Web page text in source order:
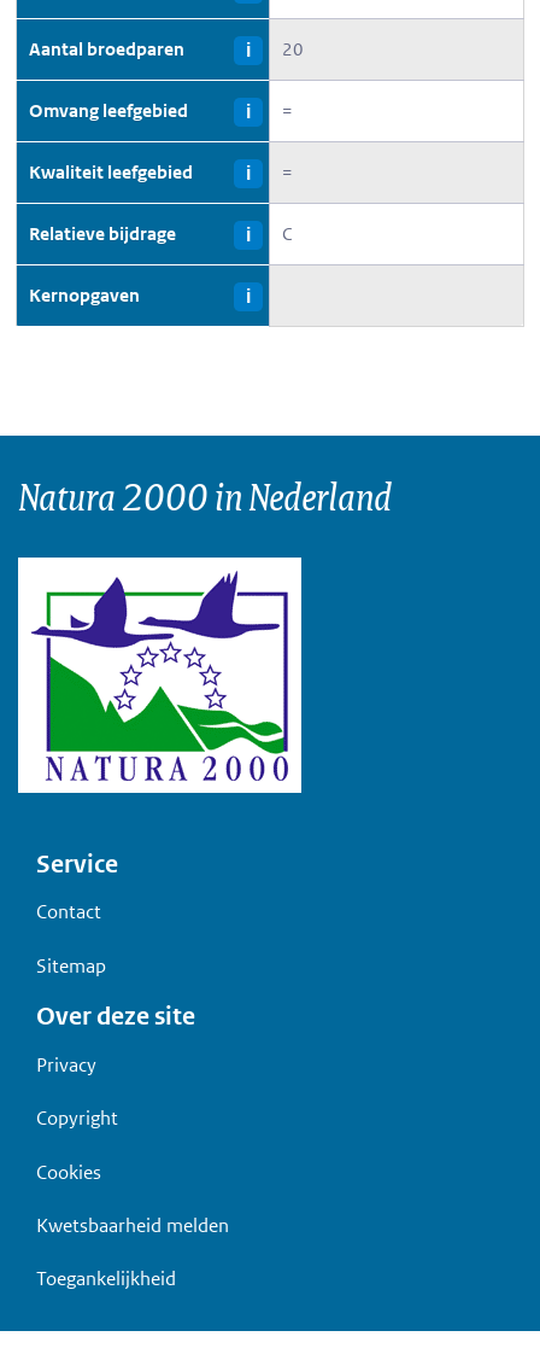
Aantal broedparen i 20
Omvang leefgebied i =
Kwaliteit leefgebied i =
Relatieve bijdrage i C
Kernopgaven i
Natura 2000 in Nederland
Voet
Service
Contact
Sitemap
Over deze site
Privacy
Copyright
Cookies
Kwetsbaarheid melden
Toegankelijkheid